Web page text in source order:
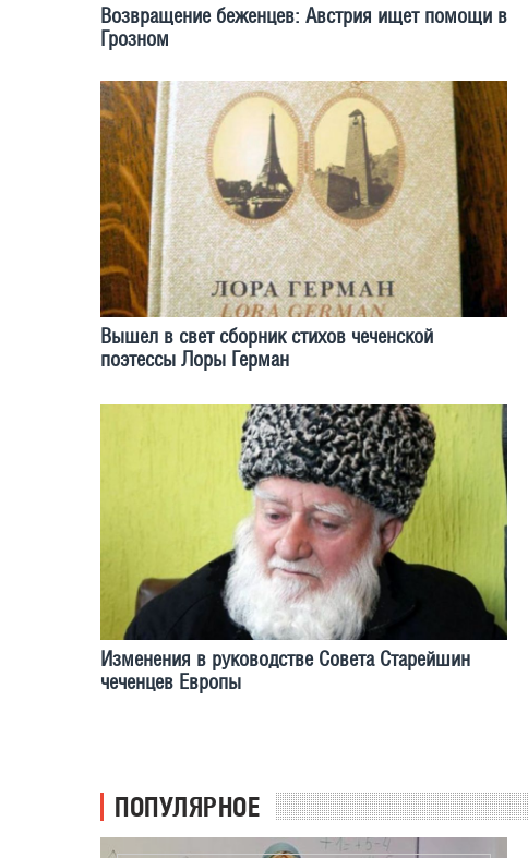
Возвращение беженцев: Австрия ищет помощи в
Грозном
Вышел в свет сборник стихов чеченской
поэтессы Лоры Герман
Изменения в руководстве Совета Старейшин
чеченцев Европы
ПОПУЛЯРНОЕ